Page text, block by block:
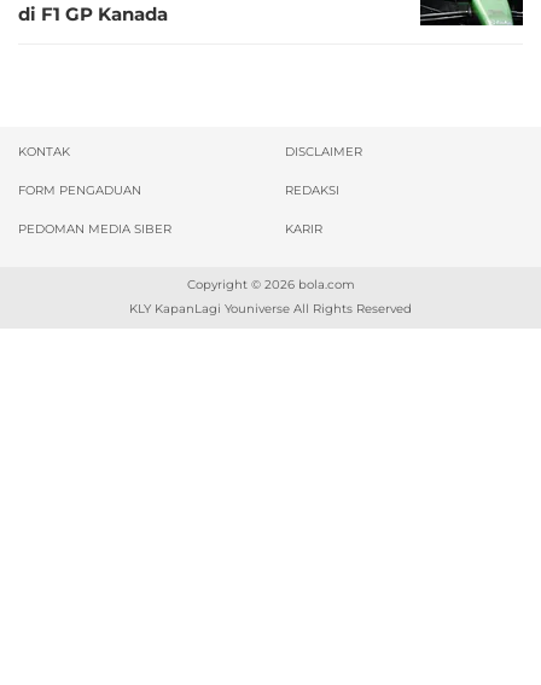
di F1 GP Kanada
KONTAK DISCLAIMER
FORM PENGADUAN REDAKSI
PEDOMAN MEDIA SIBER KARIR
Copyright © 2026 bola.com
KLY KapanLagi Youniverse All Rights Reserved